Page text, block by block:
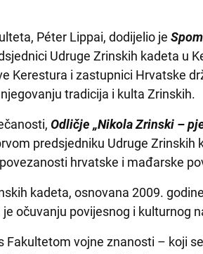
Péter Lippai, dodijelio je
Udruge Zrinskih kadeta u
Kerestura i zastupnici Hrvatske
tradicija i kulta Zrinskih.
Odličje „Nikola Zrinski –
predsjedniku Udruge Zrinskih
hrvatske i mađarske
kadeta, osnovana 2009.
je očuvanju povijesnog i kulturnog
Fakultetom vojne znanosti – koji